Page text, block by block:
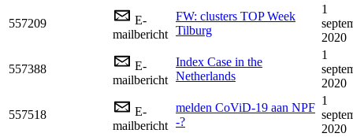
557209
E-
mailbericht
FW: clusters TOP Week
Tilburg
1
2020
557388
E-
mailbericht
Index Case in the
Netherlands
1
2020
557518
E-
mailbericht
melden CoViD-19 aan NPF
-?
1
2020